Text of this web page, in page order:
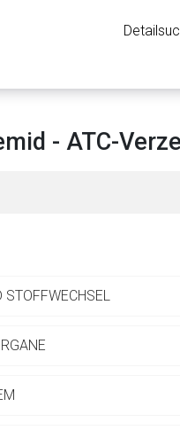
- ATC-
STOFFWECHSEL
Aufruf einer
Der von Ihnen